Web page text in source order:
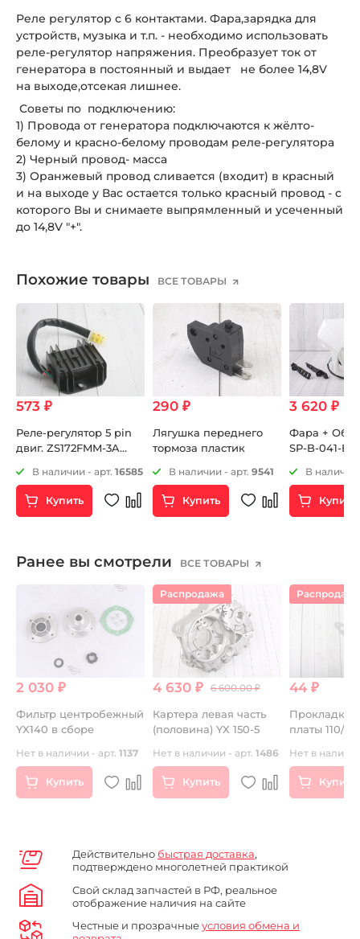
Реле регулятор с 6 контактами. Фара,зарядка для
устройств, музыка и т.п. - необходимо использовать
реле-регулятор напряжения. Преобразует ток от
генератора в постоянный и выдает не более 14,8V
на выходе,отсекая лишнее.
Советы по подключению:
1) Провода от генератора подключаются к жёлто-
белому и красно-белому проводам реле-регулятора
2) Черный провод- масса
3) Оранжевый провод сливается (входит) в красный
и на выходе у Вас остается только красный провод - с
которого Вы и снимаете выпрямленный и усеченный
до 14,8V "+".
Похожие товары ВСЕ ТОВАРЫ
573 ₽
Реле-регулятор 5 pin
двиг. ZS172FMM-3A
(PR250) ZS172FMM-7
(CB250RL)
В наличии - арт. 16585
Купить
290 ₽
Лягушка переднего
тормоза пластик
В наличии - арт. 9541
Купить
3 620 ₽
Фара +
SP-B-041-B
В наличии
Купить
Ранее вы смотрели ВСЕ ТОВАРЫ
2 030 ₽
Фильтр центробежный
YX140 в сборе
Нет в наличии - арт. 1137
Купить
Распродажа
4 630 ₽ 6 600.00 ₽
Картера левая часть
(половина) YX 150-5
Нет в наличии - арт. 1486
Купить
Распродажа
44 ₽
Прокладка
платы 110/
Нет в
Купить
Действительно быстрая доставка,
подтверждено многолетней практикой
Свой склад запчастей в РФ, реальное
отображение наличия на сайте
Честные и прозрачныеусловия обмена и